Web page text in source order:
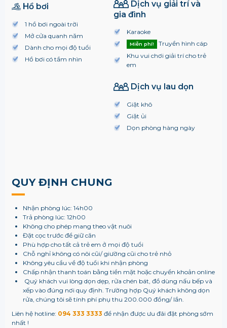
Hồ bơi
1 hồ bơi ngoài trời
Mở cửa quanh năm
Dành cho mọi độ tuổi
Hồ bơi có tầm nhìn
Dịch vụ giải trí và
gia đình
Karaoke
Miễn phí!
Truyền hình cáp
Khu vui chơi giải trí cho trẻ
em
Dịch vụ lau dọn
Giặt khô
Giặt ủi
Dọn phòng hàng ngày
QUY ĐỊNH CHUNG
Nhận phòng lúc: 14h00
Trả phòng lúc: 12h00
Không cho phép mang theo vật nuôi
Đặt cọc trước để giữ căn
Phù hợp cho tất cả trẻ em ở mọi độ tuổi
Chỗ nghỉ không có nôi cũi/ giường cũi cho trẻ nhỏ
Không yêu cầu về độ tuổi khi nhận phòng
Chấp nhận thanh toán bằng tiền mặt hoặc chuyển khoản online
Quý khách vui lòng dọn dẹp, rửa chén bát, đồ dùng nấu bếp và
xếp vào đúng nơi quy định. Trường hợp Quý khách không dọn
rửa, chúng tôi sẽ tính phí phụ thu 200.000 đồng/ lần.
Liên hệ hotline: 094 333 3333 để nhận được ưu đãi đặt phòng sớm
nhất !